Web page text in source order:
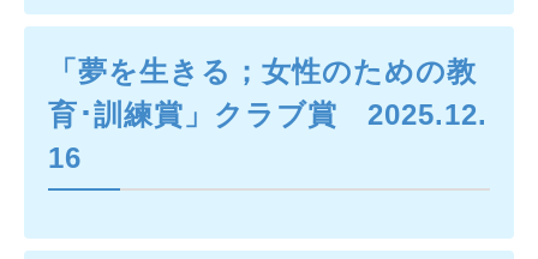
「夢を生きる；女性のための教
育･訓練賞」クラブ賞 2025.12.
16